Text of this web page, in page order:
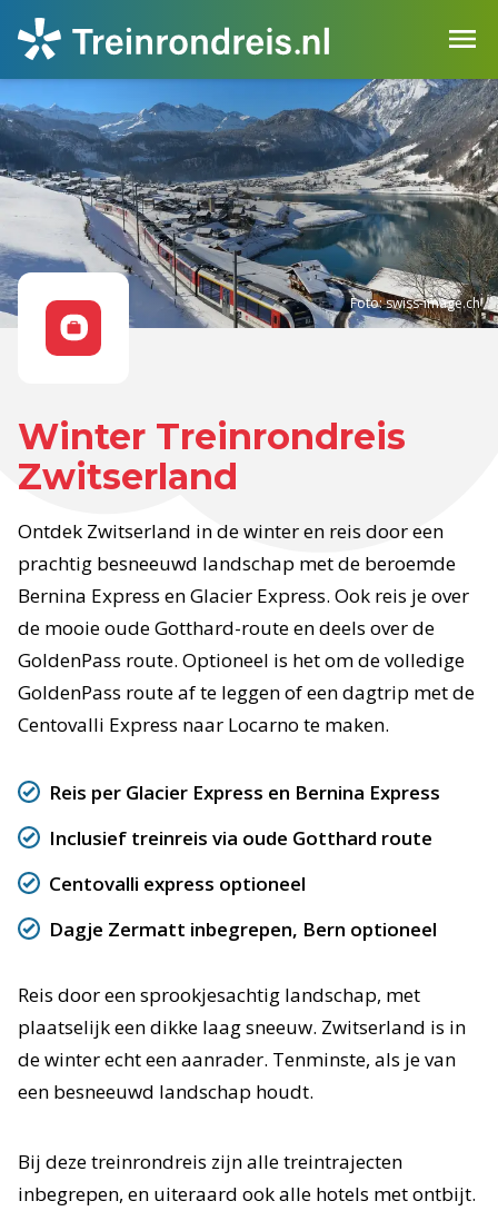
Foto: swiss-image.ch
Winter Treinrondreis
Zwitserland
Ontdek Zwitserland in de winter en reis door een
prachtig besneeuwd landschap met de beroemde
Bernina Express en Glacier Express. Ook reis je over
de mooie oude Gotthard-route en deels over de
GoldenPass route. Optioneel is het om de volledige
GoldenPass route af te leggen of een dagtrip met de
Centovalli Express naar Locarno te maken.
Reis per Glacier Express en Bernina Express
Inclusief treinreis via oude Gotthard route
Centovalli express optioneel
Dagje Zermatt inbegrepen, Bern optioneel
Reis door een sprookjesachtig landschap, met
plaatselijk een dikke laag sneeuw. Zwitserland is in
de winter echt een aanrader. Tenminste, als je van
een besneeuwd landschap houdt.
Bij deze treinrondreis zijn alle treintrajecten
inbegrepen, en uiteraard ook alle hotels met ontbijt.